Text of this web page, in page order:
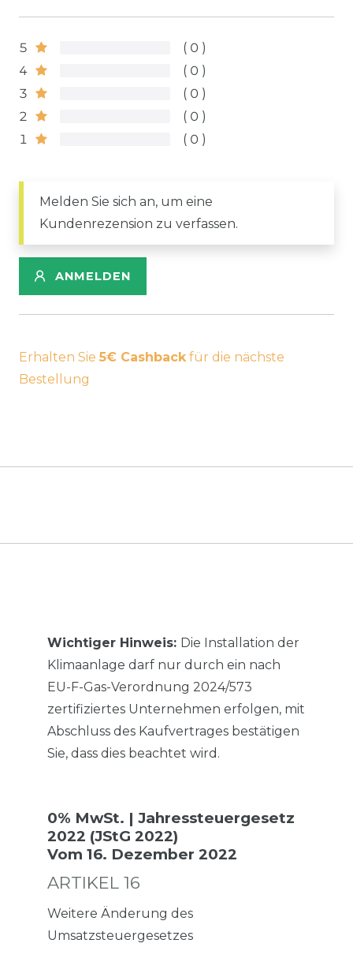
5
0
4
0
3
0
2
0
1
0
Melden Sie sich an, um eine
Kundenrezension zu verfassen.
ANMELDEN
Erhalten Sie 5€ Cashbackfür die nächste
Bestellung
Wichtiger Hinweis: Die Installation der
Klimaanlage darf nur durch ein nach
EU-F-Gas-Verordnung 2024/573
zertifiziertes Unternehmen erfolgen, mit
Abschluss des Kaufvertrages bestätigen
Sie, dass dies beachtet wird.
0% MwSt. | Jahressteuergesetz
2022 (JStG 2022)
Vom 16. Dezember 2022
ARTIKEL 16
Weitere Änderung des
Umsatzsteuergesetzes